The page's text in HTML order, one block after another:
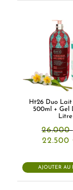
Ht26 Duo
500ml + Gel
Litre
26.000
Le
était :
26.000
22.500
AJOUTER AU